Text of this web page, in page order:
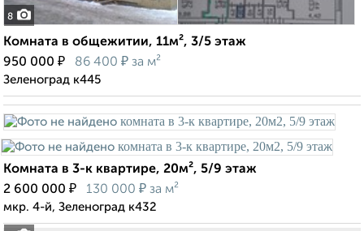
8
Комната в общежитии, 11м², 3/5 этаж
950 000 ₽ 86 400 ₽ за м²
Зеленоград к445
Комната в 3-к квартире, 20м², 5/9 этаж
2 600 000 ₽ 130 000 ₽ за м²
мкр. 4-й, Зеленоград к432